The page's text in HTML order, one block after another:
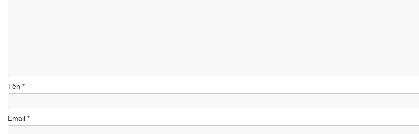
Tên *
Email *